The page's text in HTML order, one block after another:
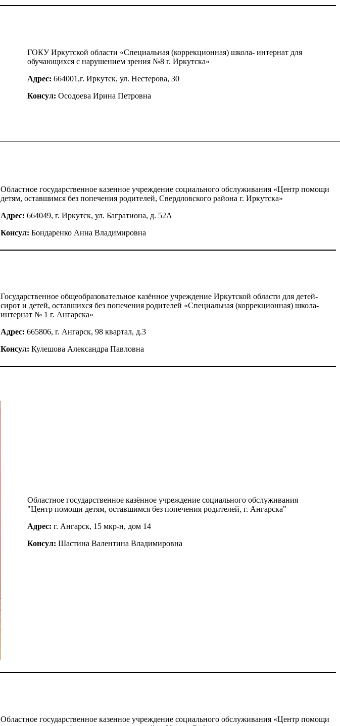
ГОКУ Иркутской области «Специальная (коррекционная) школа- интернат для
обучающихся с нарушением зрения №8 г. Иркутска»
Адрес: 664001,г. Иркутск, ул. Нестерова, 30
Консул: Осодоева Ирина Петровна
Областное государственное казенное учреждение социального обслуживания «Центр помощи
детям, оставшимся без попечения родителей, Свердловского района г. Иркутска»
Адрес: 664049, г. Иркутск, ул. Багратиона, д. 52А
Консул: Бондаренко Анна Владимировна
Государственное общеобразовательное казённое учреждение Иркутской области для детей-
сирот и детей, оставшихся без попечения родителей «Специальная (коррекционная) школа-
интернат № 1 г. Ангарска»
Адрес: 665806, г. Ангарск, 98 квартал, д.3
Консул: Кулешова Александра Павловна
Областное государственное казённое учреждение социального обслуживания
"Центр помощи детям, оставшимся без попечения родителей, г. Ангарска"
Адрес: г. Ангарск, 15 мкр-н, дом 14
Консул: Шастина Валентина Владимировна
Областное государственное казенное учреждение социального обслуживания «Центр помощи